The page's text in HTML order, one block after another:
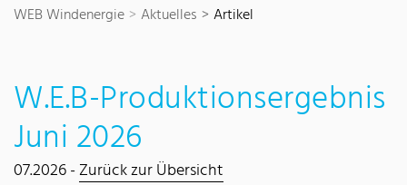
WEB Windenergie Aktuelles Artikel
W.E.B-Produktionsergebnis
Juni 2026
07.2026 -Zurück zur Übersicht